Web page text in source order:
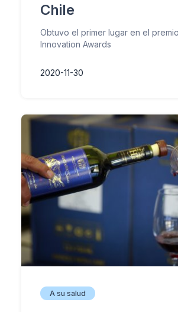
Chile
Obtuvo el primer lugar en el
Innovation Awards
2020-11-30
A su salud